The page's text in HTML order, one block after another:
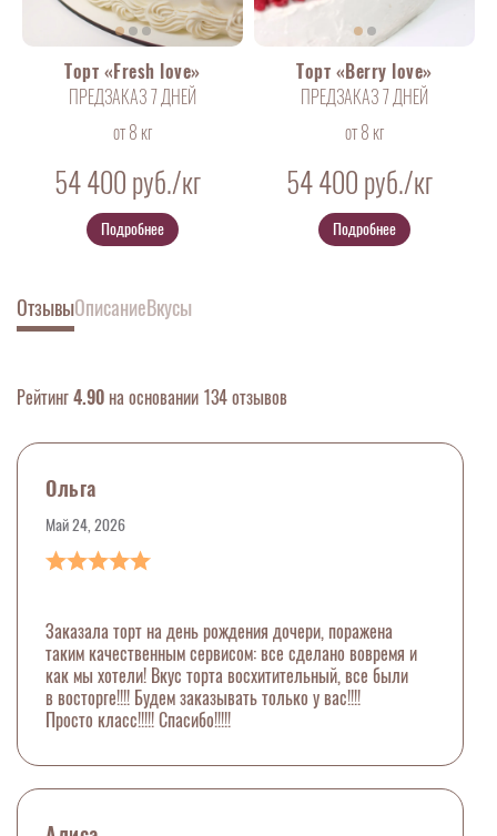
Торт «Fresh love»
ПРЕДЗАКАЗ 7 ДНЕЙ
от 8 кг
54 400 руб./кг
Подробнее
Торт «Berry love»
ПРЕДЗАКАЗ 7 ДНЕЙ
от 8 кг
54 400 руб./кг
Подробнее
ОтзывыОписаниеВкусы
Рейтинг4.90 на основании 134 отзывов
Ольга
Май 24, 2026
Заказала торт на день рождения дочери, поражена
таким качественным сервисом: все сделано вовремя и
как мы хотели! Вкус торта восхитительный, все были
в восторге!!!! Будем заказывать только у вас!!!!
Просто класс!!!!! Спасибо!!!!!